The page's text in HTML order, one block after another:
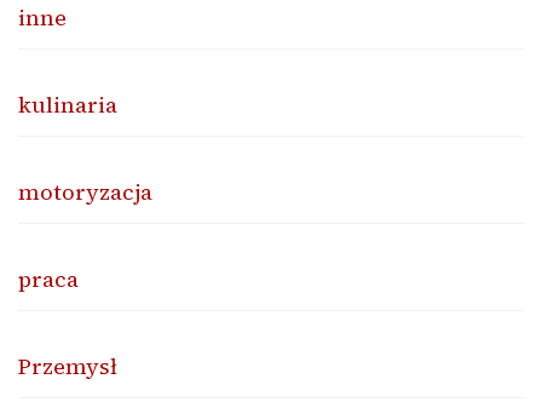
inne
kulinaria
motoryzacja
praca
Przemysł